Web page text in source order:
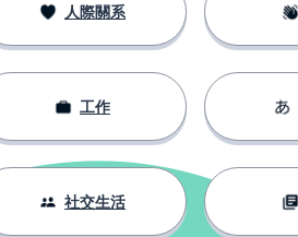
人際關系
工作
社交生活